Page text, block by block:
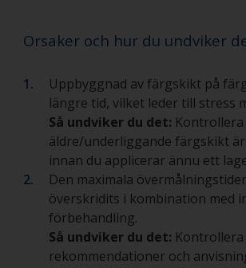
Orsaker och hur du undviker
Uppbyggnad av färgskikt på
längre tid, vilket leder till stress
Så undviker du det:
äldre/underliggande färgskikt
innan du applicerar ännu ett
Den maximala
överskridits i kombination med
förbehandling.
Så undviker du det:
rekommendationer och